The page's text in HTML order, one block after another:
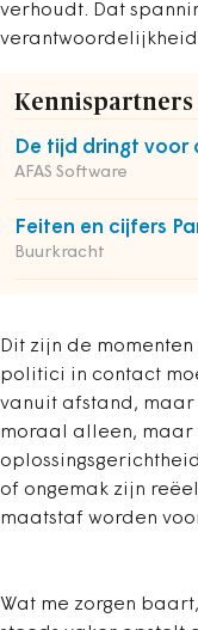
verhoudt. Dat
verantwoordelijkheid
Kennispartners
De tijd dringt voor
AFAS Software
Feiten en cijfers
Buurkracht
Dit zijn de
politici in contact
vanuit afstand,
moraal alleen, maar
of ongemak zijn
maatstaf worden
Wat me zorgen